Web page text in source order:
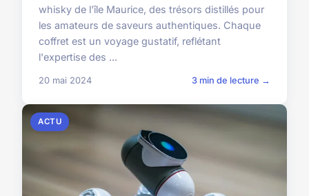
whisky de l'île Maurice, des trésors distillés pour
les amateurs de saveurs authentiques. Chaque
coffret est un voyage gustatif, reflétant
l'expertise des ...
20 mai 2024 3 min de lecture →
ACTU